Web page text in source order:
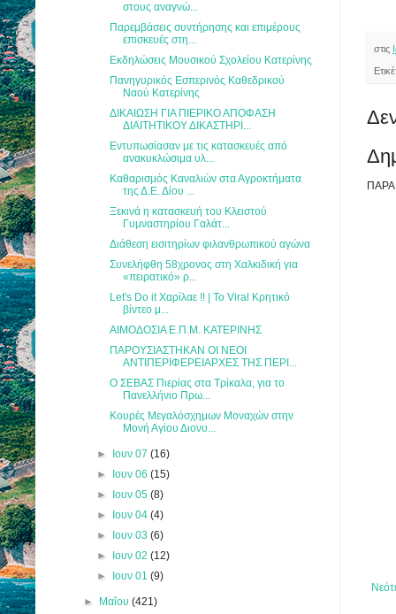
στις
στους αναγνώ...
Παρεμβάσεις συντήρησης και επιμέρους
επισκευές στη...
Εκδηλώσεις Μουσικού Σχολείου Κατερίνης
Πανηγυρικός Εσπερινός Καθεδρικού
Ναού Κατερίνης
ΔΙΚΑΙΩΣΗ ΓΙΑ ΠΙΕΡΙΚΟ ΑΠΟΦΑΣΗ
ΔΙΑΙΤΗΤΙΚΟΥ ΔΙΚΑΣΤΗΡΙ...
Εντυπωσίασαν με τις κατασκευές από
ανακυκλώσιμα υλ...
Καθαρισμός Καναλιών στα Αγροκτήματα
της Δ.Ε. Δίου ...
Ξεκινά η κατασκευή του Κλειστού
Γυμναστηρίου Γαλάτ...
Διάθεση εισιτηρίων φιλανθρωπικού αγώνα
Συνελήφθη 58χρονος στη Χαλκιδική για
«πειρατικό» ρ...
Let's Do it Χαρίλαε !! | To Viral Κρητικό
βίντεο μ...
ΑΙΜΟΔΟΣΙΑ Ε.Π.Μ. ΚΑΤΕΡΙΝΗΣ
ΠΑΡΟΥΣΙΑΣΤΗΚΑΝ ΟΙ ΝΕΟΙ
ΑΝΤΙΠΕΡΙΦΕΡΕΙΑΡΧΕΣ ΤΗΣ ΠΕΡΙ...
Ο ΣΕΒΑΣ Πιερίας στα Τρίκαλα, για το
Πανελλήνιο Πρω...
Κουρές Μεγαλόσχημων Μοναχών στην
Μονή Αγίου Διονυ...
► Ιουν 07 (16)
► Ιουν 06 (15)
► Ιουν 05 (8)
► Ιουν 04 (4)
► Ιουν 03 (6)
► Ιουν 02 (12)
► Ιουν 01 (9)
► Μαΐου(421)